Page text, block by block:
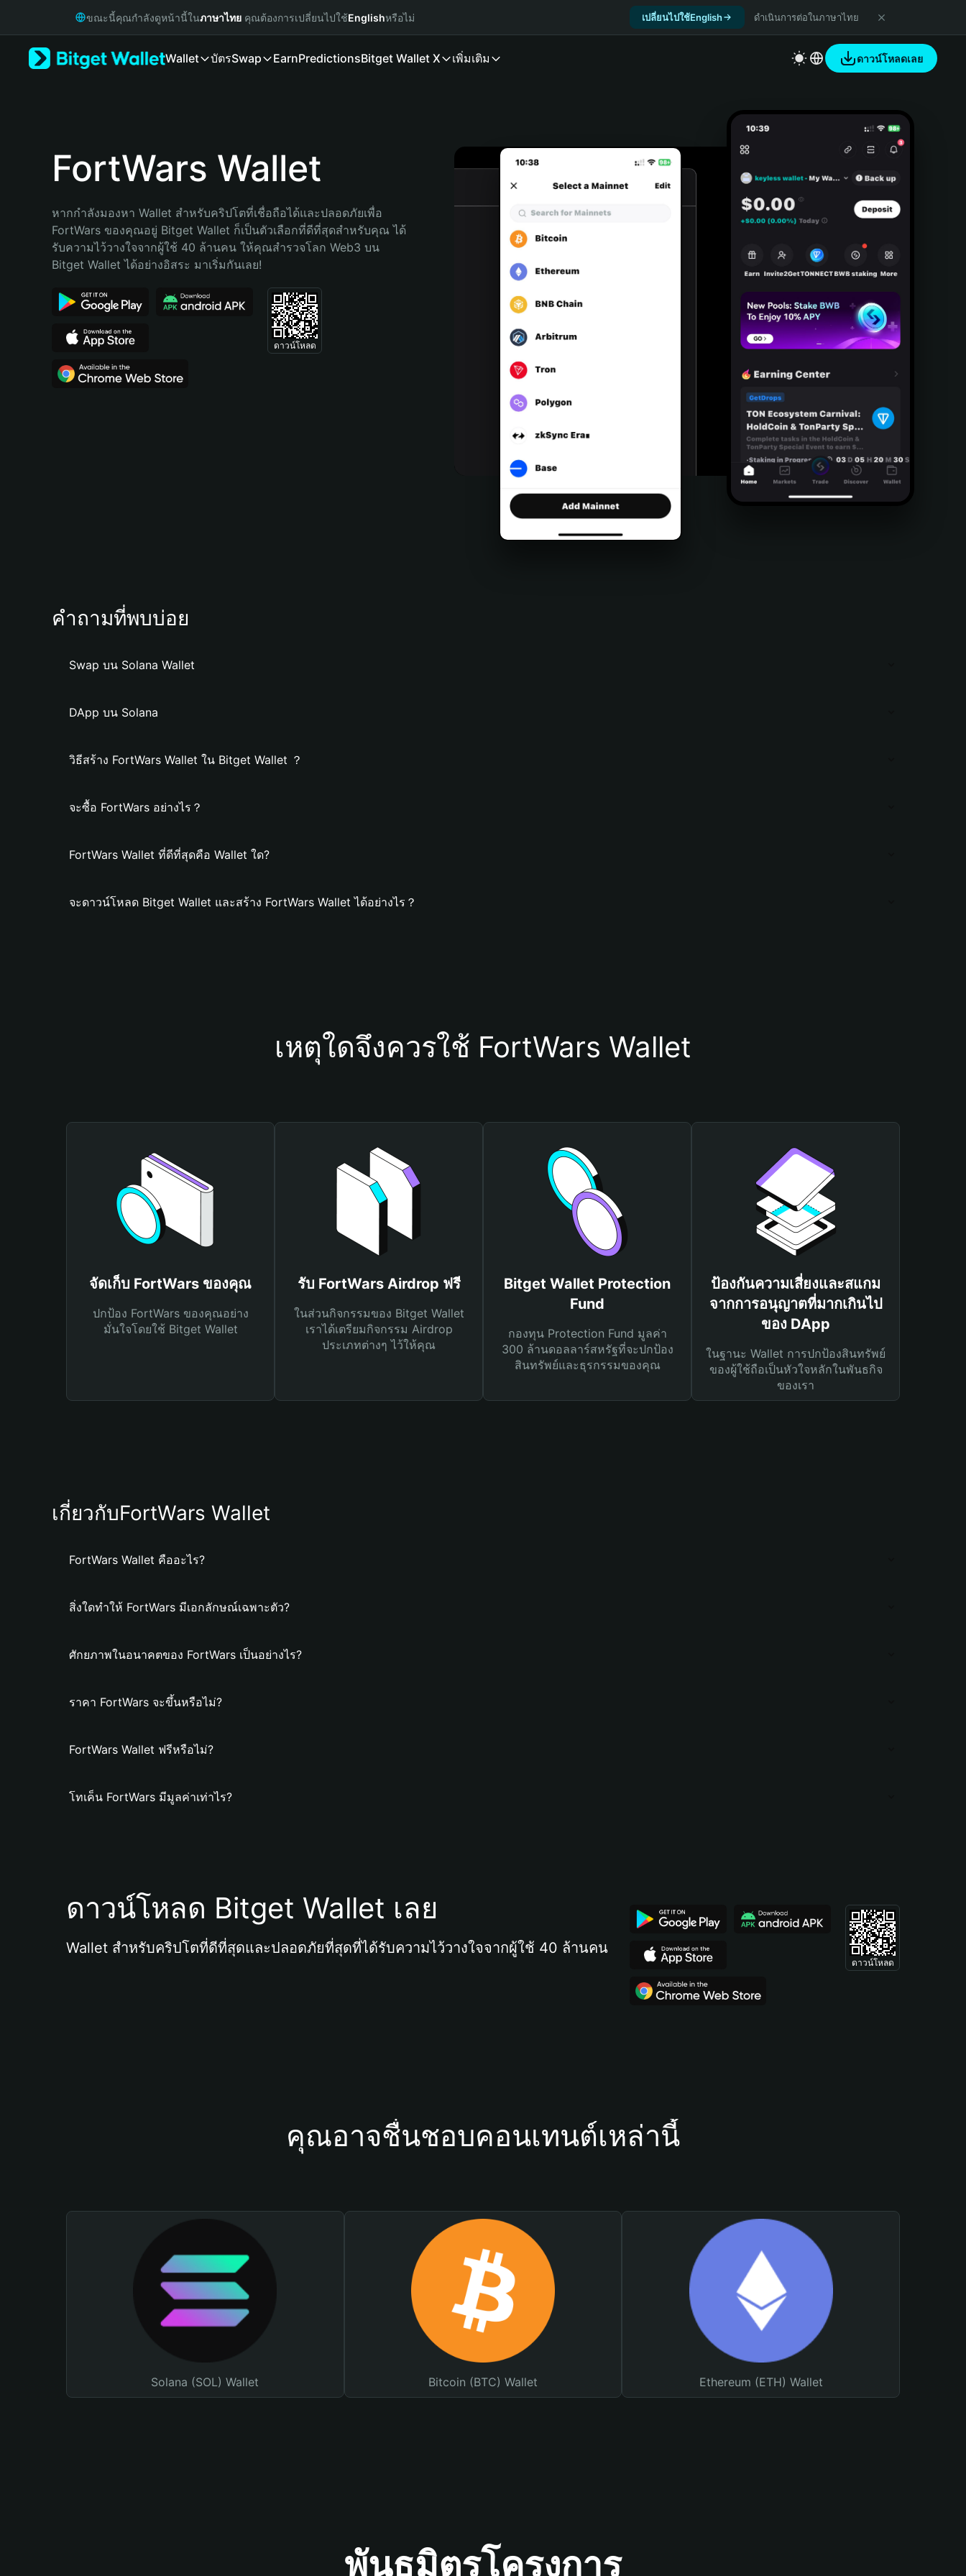
Русский
Bahasa Indonesia
Português (Brasil)
ขณะนี้คุณกำลังดูหน้านี้ในภาษาไทย คุณต้องการเปลี่ยนไปใช้Englishหรือไม่ เปลี่ยนไปใช้English ดำเนินการต่อในภาษาไทย
Wallet บัตรSwap EarnPredictionsBitget Wallet X เพิ่มเติม ดาวน์โหลดเลย
FortWars Wallet
หากกำลังมองหา Wallet สำหรับคริปโตที่เชื่อถือได้และปลอดภัยเพื่อ
FortWars ของคุณอยู่ Bitget Wallet ก็เป็นตัวเลือกที่ดีที่สุดสำหรับคุณ ได้
รับความไว้วางใจจากผู้ใช้ 40 ล้านคน ให้คุณสำรวจโลก Web3 บน
Bitget Wallet ได้อย่างอิสระ มาเริ่มกันเลย!
ดาวน์โหลด
คำถามที่พบบ่อย
Swap บน Solana Wallet
DApp บน Solana
วิธีสร้าง FortWars Wallet ใน Bitget Wallet ？
จะซื้อ FortWars อย่างไร？
FortWars Wallet ที่ดีที่สุดคือ Wallet ใด?
จะดาวน์โหลด Bitget Wallet และสร้าง FortWars Wallet ได้อย่างไร？
เหตุใดจึงควรใช้ FortWars Wallet
จัดเก็บ FortWars ของคุณ
ปกป้อง FortWars ของคุณอย่าง
มั่นใจโดยใช้ Bitget Wallet
รับ FortWars Airdrop ฟรี
ในส่วนกิจกรรมของ Bitget Wallet
เราได้เตรียมกิจกรรม Airdrop
ประเภทต่างๆ ไว้ให้คุณ
Bitget Wallet Protection
Fund
กองทุน Protection Fund มูลค่า
300 ล้านดอลลาร์สหรัฐที่จะปกป้อง
สินทรัพย์และธุรกรรมของคุณ
ป้องกันความเสี่ยงและสแกม
จากการอนุญาตที่มากเกินไป
ของ DApp
ในฐานะ Wallet การปกป้องสินทรัพย์
ของผู้ใช้ถือเป็นหัวใจหลักในพันธกิจ
ของเรา
เกี่ยวกับFortWars Wallet
FortWars Wallet คืออะไร?
สิ่งใดทำให้ FortWars มีเอกลักษณ์เฉพาะตัว?
ศักยภาพในอนาคตของ FortWars เป็นอย่างไร?
ราคา FortWars จะขึ้นหรือไม่?
FortWars Wallet ฟรีหรือไม่?
โทเค็น FortWars มีมูลค่าเท่าไร?
ดาวน์โหลด Bitget Wallet เลย
Wallet สำหรับคริปโตที่ดีที่สุดและปลอดภัยที่สุดที่ได้รับความไว้วางใจจากผู้ใช้ 40 ล้านคน
ดาวน์โหลด
คุณอาจชื่นชอบคอนเทนต์เหล่านี้
Solana (SOL) Wallet Bitcoin (BTC) Wallet Ethereum (ETH) Wallet
พันธมิตรโครงการ